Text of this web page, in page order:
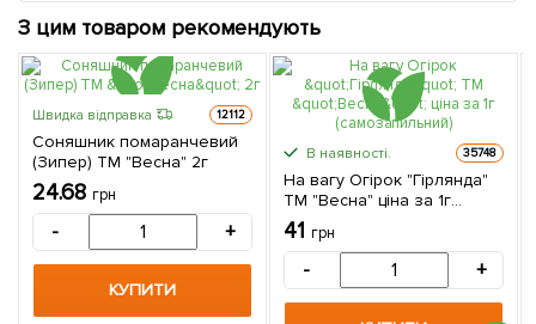
З цим товаром рекомендують
Швидка відправка 12112
Соняшник помаранчевий
(Зипер) ТМ "Весна" 2г
24.68 грн
- +
КУПИТИ
В наявності. 35748
На вагу Огірок "Гірлянда"
ТМ "Весна" ціна за 1г
(самозапильний)
41 грн
- +